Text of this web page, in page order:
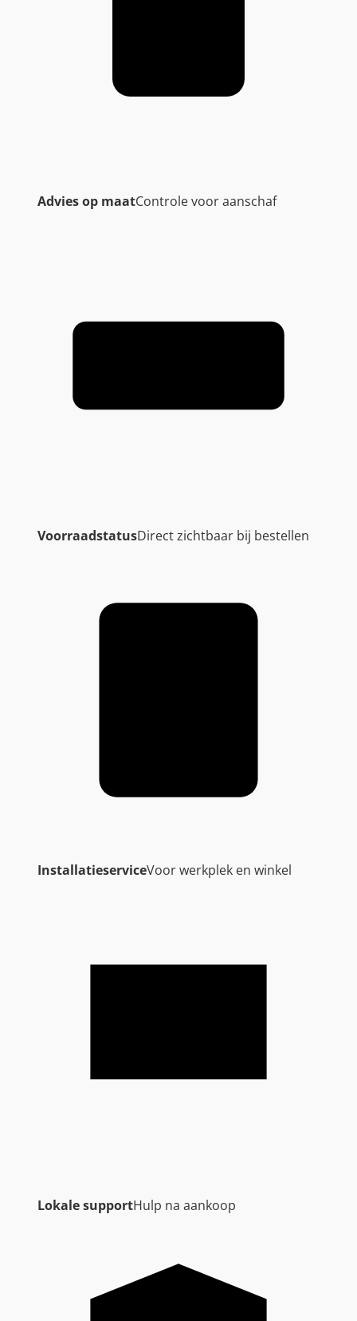
Advies op maatControle voor aanschaf
VoorraadstatusDirect zichtbaar bij bestellen
InstallatieserviceVoor werkplek en winkel
Lokale supportHulp na aankoop